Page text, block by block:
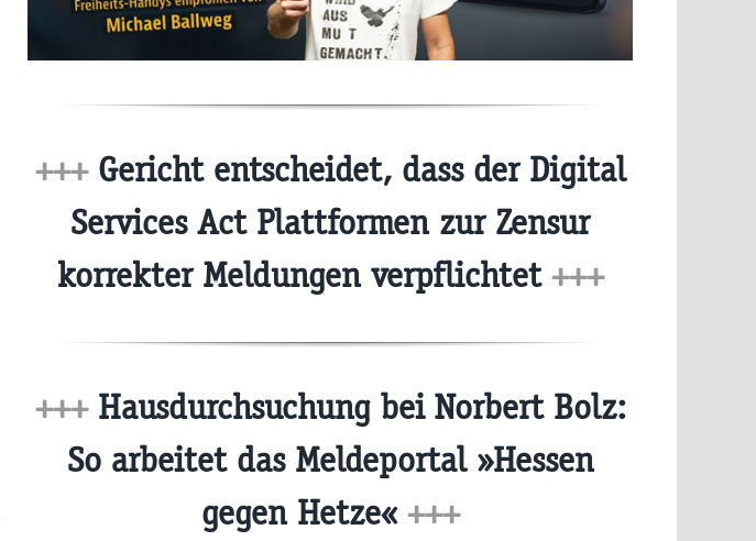
+++Gericht entscheidet, dass der Digital
Services Act Plattformen zur Zensur
korrekter Meldungen verpflichtet +++
+++Hausdurchsuchung bei Norbert Bolz:
So arbeitet das Meldeportal »Hessen
gegen Hetze« +++